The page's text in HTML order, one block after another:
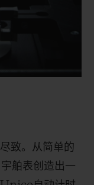
致。从简单的
舶表创造出一